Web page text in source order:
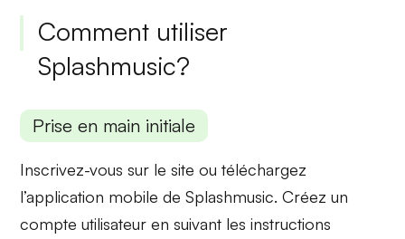
Comment utiliser
Splashmusic?
Prise en main initiale
Inscrivez-vous sur le site ou téléchargez
l’application mobile de Splashmusic. Créez un
compte utilisateur en suivant les instructions